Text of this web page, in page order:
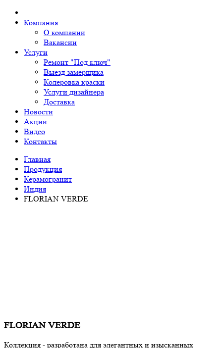
Компания
О компании
Вакансии
Услуги
Ремонт "Под ключ"
Выезд замерщика
Колеровка краски
Услуги дизайнера
Доставка
Новости
Акции
Видео
Контакты
Главная
Продукция
Керамогранит
Индия
FLORIAN VERDE
FLORIAN VERDE
Коллекция - разработана для элегантных и изысканных